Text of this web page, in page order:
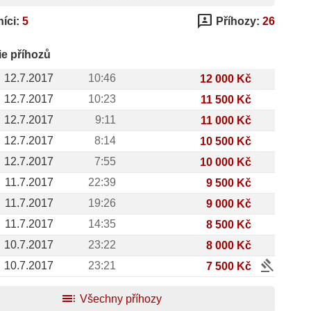
5 3p Příhozy: 26
příhozů
12.7.2017
10:46
12 000 Kč
12.7.2017
10:23
11 500 Kč
12.7.2017
9:11
11 000 Kč
12.7.2017
8:14
10 500 Kč
12.7.2017
7:55
10 000 Kč
11.7.2017
22:39
9 500 Kč
11.7.2017
19:26
9 000 Kč
11.7.2017
14:35
8 500 Kč
10.7.2017
23:22
8 000 Kč
10.7.2017
23:21 7 500 Kč
gavel
toc Všechny příhozy